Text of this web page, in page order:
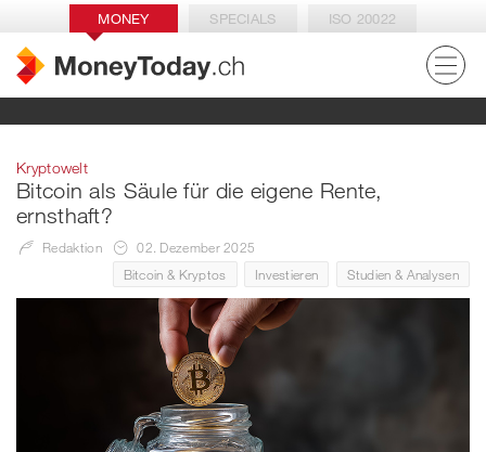
MONEY SPECIALS ISO 20022
Kryptowelt
Bitcoin als Säule für die eigene Rente,
ernsthaft?
Redaktion
02. Dezember 2025
Bitcoin & Kryptos
Investieren Studien & Analysen